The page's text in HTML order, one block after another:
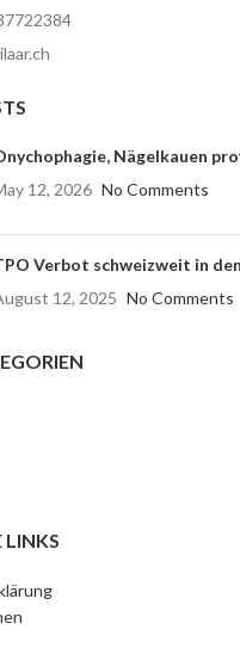
Nägelkauen
12, 2026 No Comments
Verbot schweizweit in
12, 2025 No Comments
LINKS